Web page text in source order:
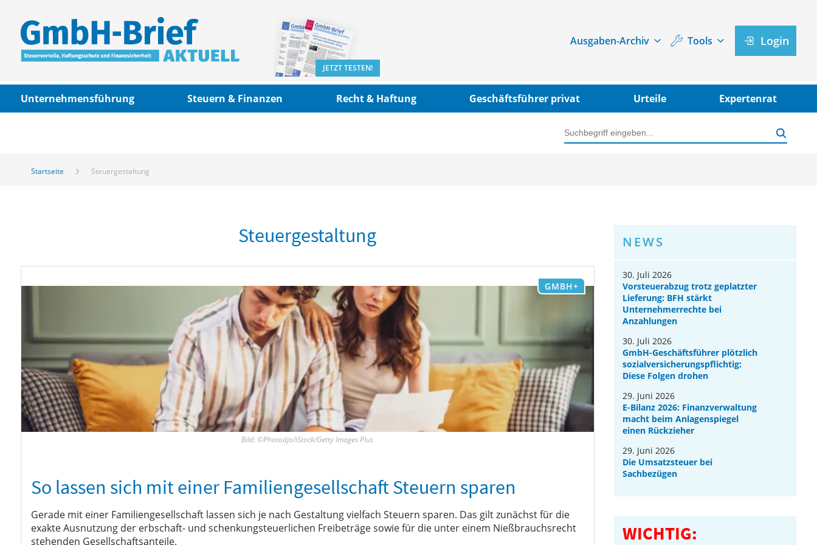
JETZT TESTEN!
Ausgaben-Archiv Tools Login
Unternehmensführung Steuern & Finanzen Recht & Haftung Geschäftsführer privat Urteile Expertenrat
Startseite Steuergestaltung
Steuergestaltung
GMBH+
Bild: ©Photodjo/iStock/Getty Images Plus
So lassen sich mit einer Familiengesellschaft Steuern sparen
Gerade mit einer Familiengesellschaft lassen sich je nach Gestaltung vielfach Steuern sparen. Das gilt zunächst für die
exakte Ausnutzung der erbschaft- und schenkungsteuerlichen Freibeträge sowie für die unter einem Nießbrauchsrecht
stehenden Gesellschaftsanteile.
NEWS
30. Juli 2026
Vorsteuerabzug trotz geplatzter
Lieferung: BFH stärkt
Unternehmerrechte bei
Anzahlungen
30. Juli 2026
GmbH-Geschäftsführer plötzlich
sozialversicherungspflichtig:
Diese Folgen drohen
29. Juni 2026
E-Bilanz 2026: Finanzverwaltung
macht beim Anlagenspiegel
einen Rückzieher
29. Juni 2026
Die Umsatzsteuer bei
Sachbezügen
WICHTIG: